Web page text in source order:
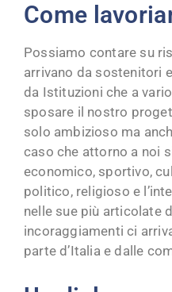
Come
Possiamo contare su
arrivano da sostenitori
da Istituzioni che a
sposare il nostro
solo ambizioso ma
caso che attorno a noi
economico, sportivo,
politico, religioso e
nelle sue più articolate
incoraggiamenti ci
parte d’Italia e dalle